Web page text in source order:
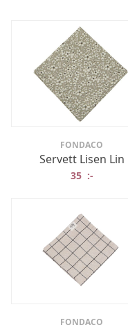
FONDACO
Servett Lisen Lin
35 :-
FONDACO